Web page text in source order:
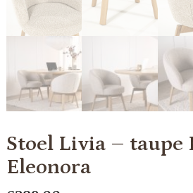
Stoel Livia – taupe
Eleonora